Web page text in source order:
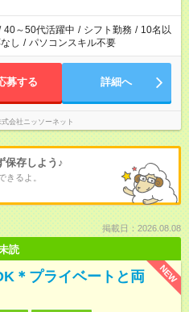
40～50代活躍中 / シフト勤務 / 10名以
し / パソコンスキル不要
募する 詳細へ
式会社ニッソーネット
保存しよう♪
きるよ。
掲載日：2026.08.08
読
NEW
＊プライベートと両